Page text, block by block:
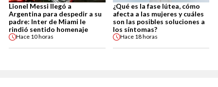
Lionel Messi llegó a
Argentina para despedir a su
padre: Inter de Miami le
rindió sentido homenaje
Hace 10 horas
¿Qué es la fase lútea, cómo
afecta a las mujeres y cuáles
son las posibles soluciones a
los síntomas?
Hace 18 horas